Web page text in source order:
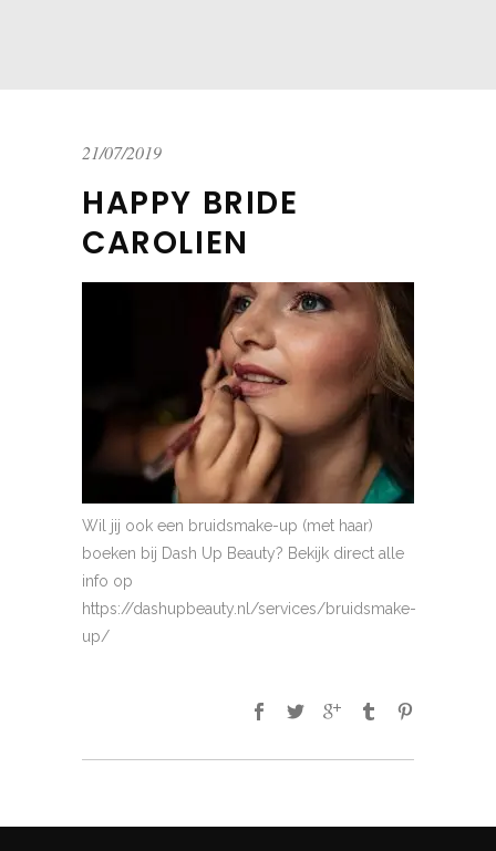
21/07/2019
HAPPY BRIDE
CAROLIEN
Wil jij ook een bruidsmake-up (met haar)
boeken bij Dash Up Beauty? Bekijk direct alle
info op
https://dashupbeauty.nl/services/bruidsmake-
up/